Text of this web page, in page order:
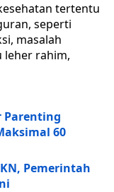
tertentu
seperti
masalah
leher rahim,
Parenting
60
Pemerintah